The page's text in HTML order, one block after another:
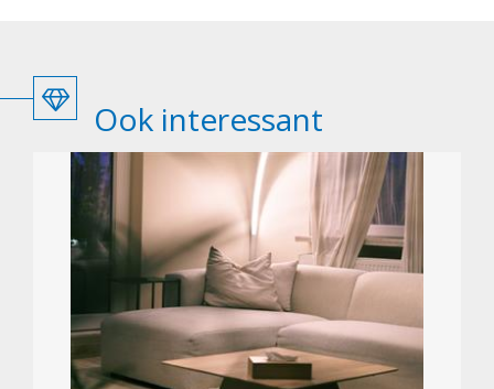
Ook interessant